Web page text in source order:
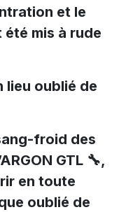
et le
mis à rude
lieu oublié de
froid des
GTL 🔧,
en toute
oublié de